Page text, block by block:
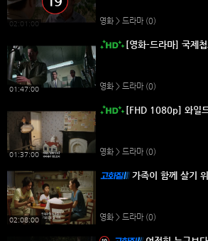
02:01:00 영화 > 드라마 (0)
01:47:00
[영화-드라마] 국제
영화 > 드라마 (0)
01:37:00
[FHD 1080p] 와일
영화 > 드라마 (0)
02:08:00
가족이 함께 살기
영화 > 드라마 (0)